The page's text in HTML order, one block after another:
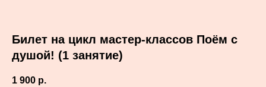
Билет на цикл мастер-классов Поём с
душой! (1 занятие)
1 900 р.